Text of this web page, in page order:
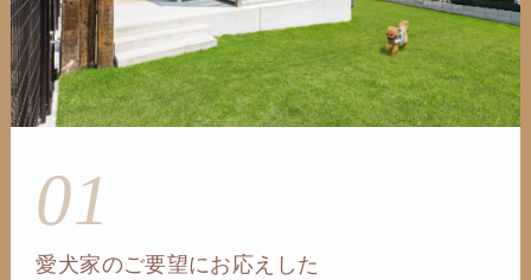
01
愛犬家のご要望にお応えした